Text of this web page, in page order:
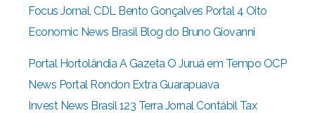
Focus Jornal, CDL Bento Gonçalves Portal 4 Oito
Economic News Brasil Blog do Bruno Giovanni
Portal Hortolândia A Gazeta O Juruá em Tempo OCP
News Portal Rondon Extra Guarapuava
Invest News Brasil 123 Terra Jornal Contábil Tax